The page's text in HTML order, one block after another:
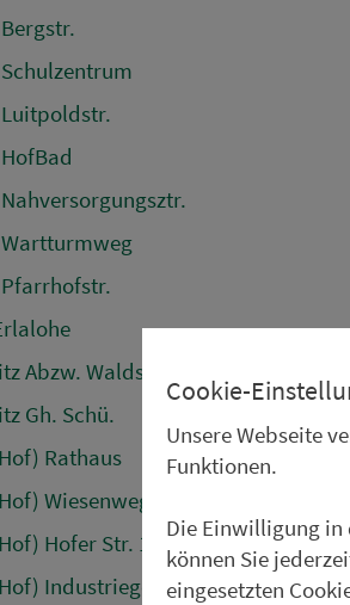
Abzw. Waldstr.
Gh. Schü.
Rathaus
Wiesenweg
Hofer Str. 11
Industriegebiet
Cookie-
Unsere Webseite
Funktionen.
Die Einwilligung in
können Sie
eingesetzten